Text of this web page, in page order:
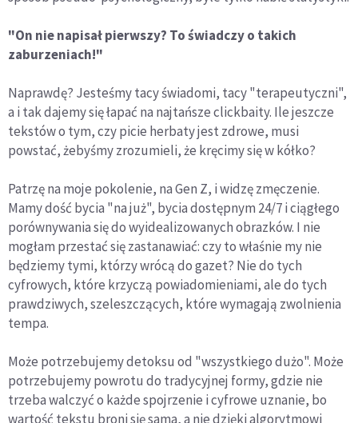
"On nie napisał pierwszy? To świadczy o takich
zaburzeniach!"
Naprawdę? Jesteśmy tacy świadomi, tacy "terapeutyczni",
a i tak dajemy się łapać na najtańsze clickbaity. Ile jeszcze
tekstów o tym, czy picie herbaty jest zdrowe, musi
powstać, żebyśmy zrozumieli, że kręcimy się w kółko?
Patrzę na moje pokolenie, na Gen Z, i widzę zmęczenie.
Mamy dość bycia "na już", bycia dostępnym 24/7 i ciągłego
porównywania się do wyidealizowanych obrazków. I nie
mogłam przestać się zastanawiać: czy to właśnie my nie
będziemy tymi, którzy wrócą do gazet? Nie do tych
cyfrowych, które krzyczą powiadomieniami, ale do tych
prawdziwych, szeleszczących, które wymagają zwolnienia
tempa.
Może potrzebujemy detoksu od "wszystkiego dużo". Może
potrzebujemy powrotu do tradycyjnej formy, gdzie nie
trzeba walczyć o każde spojrzenie i cyfrowe uznanie, bo
wartość tekstu broni się sama, a nie dzięki algorytmowi